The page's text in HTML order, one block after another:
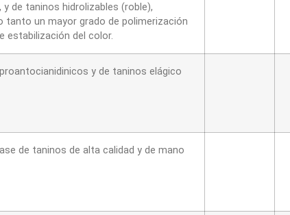
de taninos hidrolizables (roble),
tanto un mayor grado de polimerización
estabilización del color.
y de taninos elágico
de taninos de alta calidad y de mano